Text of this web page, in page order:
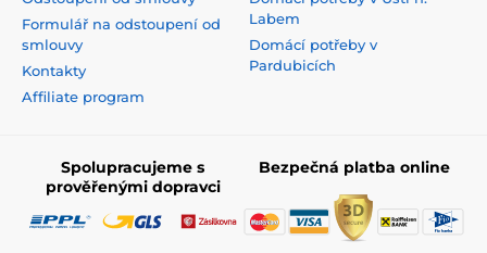
Formulář na odstoupení od
smlouvy
Kontakty
Affiliate program
Labem
Domácí potřeby v
Pardubicích
Spolupracujeme s
prověřenými dopravci
Bezpečná platba online